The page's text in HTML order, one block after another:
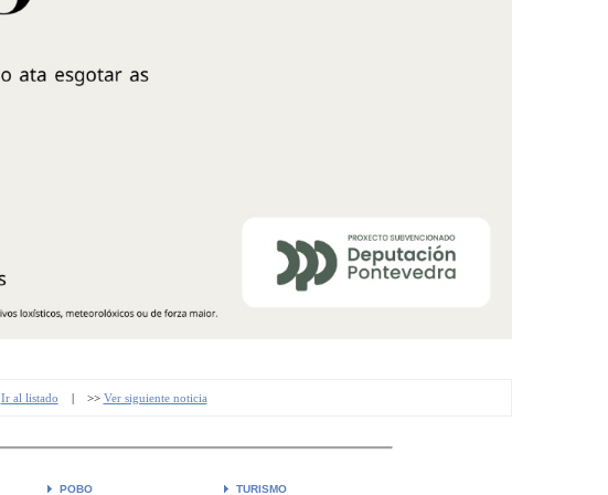
Ir al listado | >> Ver siguiente noticia
POBO TURISMO